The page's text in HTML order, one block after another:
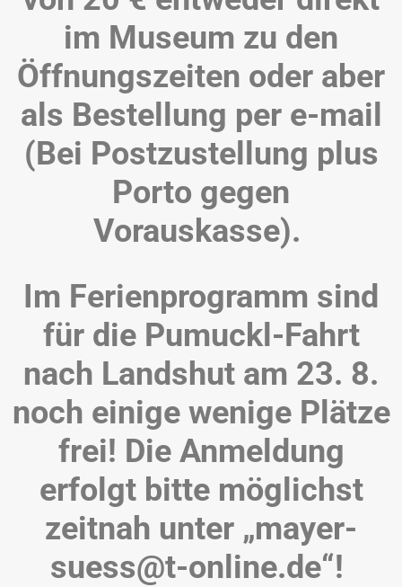
im Museum zu den
Öffnungszeiten oder aber
als Bestellung per e-mail
(Bei Postzustellung plus
Porto gegen
Vorauskasse).
Im Ferienprogramm sind
für die Pumuckl-Fahrt
nach Landshut am 23. 8.
noch einige wenige Plätze
frei! Die Anmeldung
erfolgt bitte möglichst
zeitnah unter „mayer-
suess@t-online.de“!